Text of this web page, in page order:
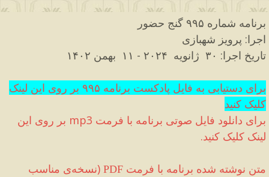
برنامه شماره ۹۹۵ گنج حضور
اجرا: پرویز شهبازی
تاریخ اجرا: ۲۰۲۴ - ۱۱ بهمن ۱۴۰۲
برای دستیابی به فایل پادکست برنامه ۹۹۵ بر روی این لینک
کلیک کنید
برای دانلود فایل صوتی برنامه با فرمت mp3 بر روی این
لینک کلیک کنید.
متن نوشته شده برنامه با فرمت PDF
(نسخه‌ی مناسب